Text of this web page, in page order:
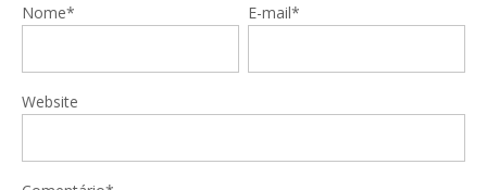
Nome* E-mail*
Website